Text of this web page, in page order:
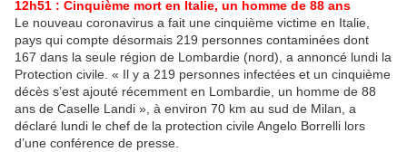
12h51 : Cinquième mort en Italie, un homme de 88 ans
Le nouveau coronavirus a fait une cinquième victime en Italie,
pays qui compte désormais 219 personnes contaminées dont
167 dans la seule région de Lombardie (nord), a annoncé lundi la
Protection civile. « Il y a 219 personnes infectées et un cinquième
décès s’est ajouté récemment en Lombardie, un homme de 88
ans de Caselle Landi », à environ 70 km au sud de Milan, a
déclaré lundi le chef de la protection civile Angelo Borrelli lors
d’une conférence de presse.